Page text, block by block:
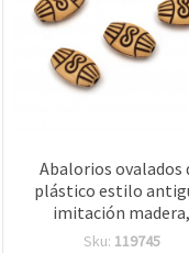
Abalorios ovalados
plástico estilo
imitación madera,
15x10x5 mm,
Sku: 119745